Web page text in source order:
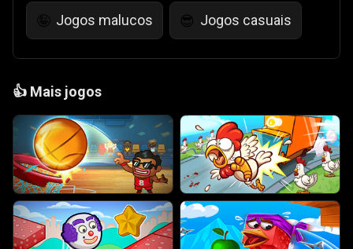
🤪 Jogos malucos 😎 Jogos casuais
👍 Mais jogos